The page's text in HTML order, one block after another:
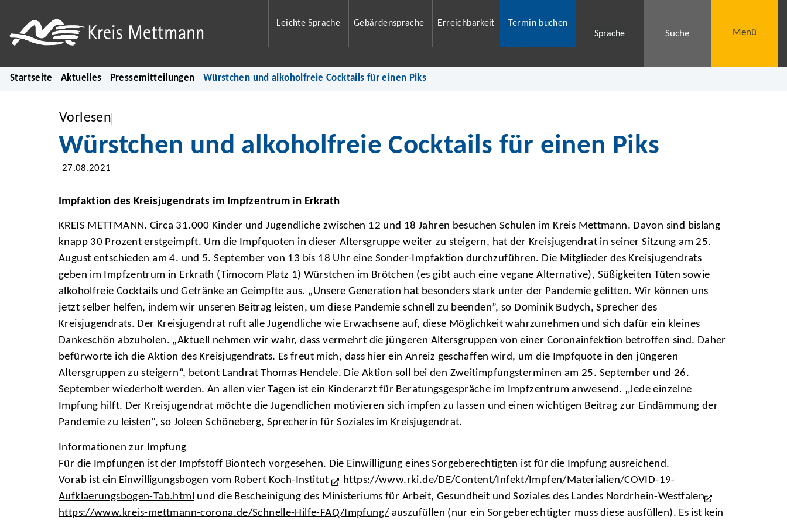
Leichte Sprache Gebärdensprache Erreichbarkeit
Termin buchen
Sprache
Suche Menü
Startseite Aktuelles Pressemitteilungen Würstchen und alkoholfreie Cocktails für einen Piks
Vorlesen
Würstchen und alkoholfreie Cocktails für einen Piks
27.08.2021
Impfaktion des Kreisjugendrats im Impfzentrum in Erkrath
KREIS METTMANN. Circa 31.000 Kinder und Jugendliche zwischen 12 und 18 Jahren besuchen Schulen im Kreis Mettmann. Davon sind bislang
knapp 30 Prozent erstgeimpft. Um die Impfquoten in dieser Altersgruppe weiter zu steigern, hat der Kreisjugendrat in seiner Sitzung am 25.
August entschieden am 4. und 5. September von 13 bis 18 Uhr eine Sonder-Impfaktion durchzuführen. Die Mitglieder des Kreisjugendrats
geben im Impfzentrum in Erkrath (Timocom Platz 1) Würstchen im Brötchen (es gibt auch eine vegane Alternative), Süßigkeiten Tüten sowie
alkoholfreie Cocktails und Getränke an Geimpfte aus. „Unsere Generation hat besonders stark unter der Pandemie gelitten. Wir können uns
jetzt selber helfen, indem wir unseren Beitrag leisten, um diese Pandemie schnell zu beenden”, so Dominik Budych, Sprecher des
Kreisjugendrats. Der Kreisjugendrat ruft alle Jugendliche wie Erwachsene auf, diese Möglichkeit wahrzunehmen und sich dafür ein kleines
Dankeschön abzuholen. „Aktuell nehmen wir wahr, dass vermehrt die jüngeren Altersgruppen von einer Coronainfektion betroffen sind. Daher
befürworte ich die Aktion des Kreisjugendrats. Es freut mich, dass hier ein Anreiz geschaffen wird, um die Impfquote in den jüngeren
Altersgruppen zu steigern“, betont Landrat Thomas Hendele. Die Aktion soll bei den Zweitimpfungsterminen am 25. September und 26.
September wiederholt werden. An allen vier Tagen ist ein Kinderarzt für Beratungsgespräche im Impfzentrum anwesend. „Jede einzelne
Impfung hilft. Der Kreisjugendrat möchte die Jugendlichen motivieren sich impfen zu lassen und einen wichtigen Beitrag zur Eindämmung der
Pandemie zu leisten”, so Joleen Schöneberg, Sprecherin für Soziales im Kreisjugendrat.
Informationen zur Impfung
Für die Impfungen ist der Impfstoff Biontech vorgesehen. Die Einwilligung eines Sorgeberechtigten ist für die Impfung ausreichend.
Vorab ist ein Einwilligungsbogen vom Robert Koch-Institut
https://www.rki.de/DE/Content/Infekt/Impfen/Materialien/COVID-19-
Aufklaerungsbogen-Tab.html und die Bescheinigung des Ministeriums für Arbeit, Gesundheit und Soziales des Landes Nordrhein-Westfalen
https://www.kreis-mettmann-corona.de/Schnelle-Hilfe-FAQ/Impfung/ auszufüllen (nur ein Sorgeberechtigter muss diese ausfüllen). Es ist kein